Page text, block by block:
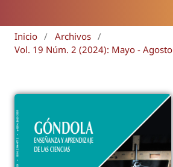
Inicio / Archivos /
Vol. 19 Núm. 2 (2024): Mayo - Agosto